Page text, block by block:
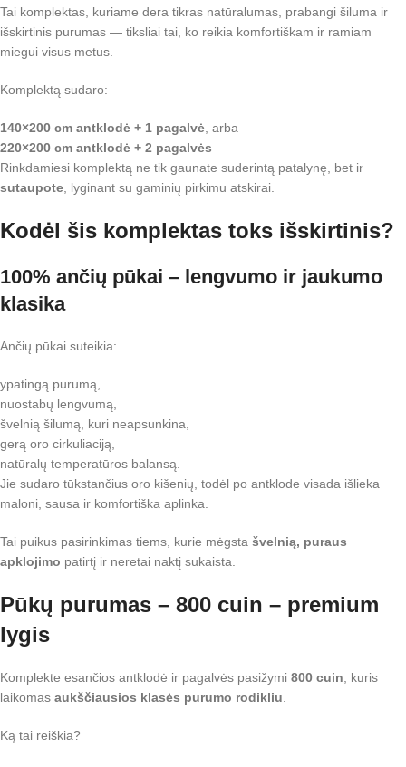
Tai komplektas, kuriame dera tikras natūralumas, prabangi šiluma ir
išskirtinis purumas — tiksliai tai, ko reikia komfortiškam ir ramiam
miegui visus metus.
Komplektą sudaro:
140×200 cm antklodė + 1 pagalvė , arba
220×200 cm antklodė + 2 pagalvės
Rinkdamiesi komplektą ne tik gaunate suderintą patalynę, bet ir
sutaupote , lyginant su gaminių pirkimu atskirai.
Kodėl šis komplektas toks išskirtinis?
100% ančių pūkai – lengvumo ir jaukumo
klasika
Ančių pūkai suteikia:
ypatingą purumą,
nuostabų lengvumą,
švelnią šilumą, kuri neapsunkina,
gerą oro cirkuliaciją,
natūralų temperatūros balansą.
Jie sudaro tūkstančius oro kišenių, todėl po antklode visada išlieka
maloni, sausa ir komfortiška aplinka.
Tai puikus pasirinkimas tiems, kurie mėgsta švelnią, puraus
apklojimo patirtį ir neretai naktį sukaista.
Pūkų purumas – 800 cuin – premium
lygis
Komplekte esančios antklodė ir pagalvės pasižymi 800 cuin , kuris
laikomas aukščiausios klasės purumo rodikliu
Ką tai reiškia?